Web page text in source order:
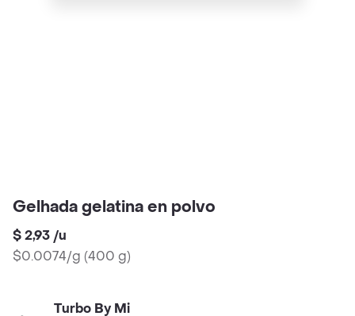
Gelhada gelatina en polvo
$ 2,93 /u
$0.0074/g (400 g)
Turbo By Mi